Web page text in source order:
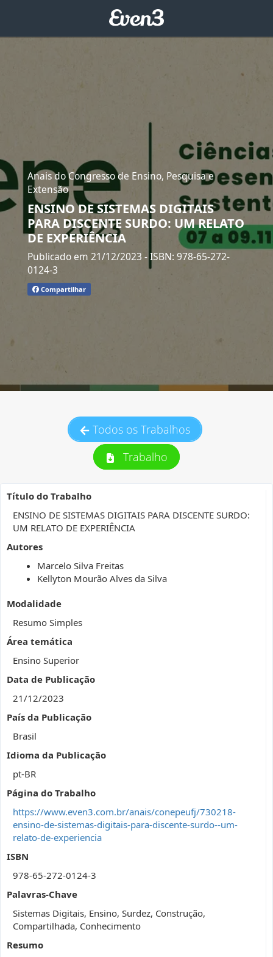
Anais do Congresso de Ensino, Pesquisa e
Extensão
ENSINO DE SISTEMAS DIGITAIS
PARA DISCENTE SURDO: UM RELATO
DE EXPERIÊNCIA
Publicado em 21/12/2023 - ISBN: 978-65-272-
0124-3
Compartilhar
Todos os Trabalhos
Trabalho
Título do Trabalho
ENSINO DE SISTEMAS DIGITAIS PARA DISCENTE SURDO:
UM RELATO DE EXPERIÊNCIA
Autores
Marcelo Silva Freitas
Kellyton Mourão Alves da Silva
Modalidade
Resumo Simples
Área temática
Ensino Superior
Data de Publicação
21/12/2023
País da Publicação
Brasil
Idioma da Publicação
pt-BR
Página do Trabalho
https://www.even3.com.br/anais/conepeufj/730218-
ensino-de-sistemas-digitais-para-discente-surdo--um-
relato-de-experiencia
ISBN
978-65-272-0124-3
Palavras-Chave
Sistemas Digitais, Ensino, Surdez, Construção,
Compartilhada, Conhecimento
Resumo